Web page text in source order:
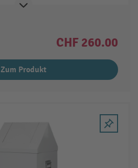
CHF 260.00
Zum Produkt